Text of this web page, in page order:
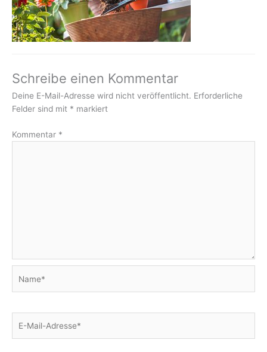
Schreibe einen Kommentar
Deine E-Mail-Adresse wird nicht veröffentlicht. Erforderliche
Felder sind mit * markiert
Kommentar *
Mail-